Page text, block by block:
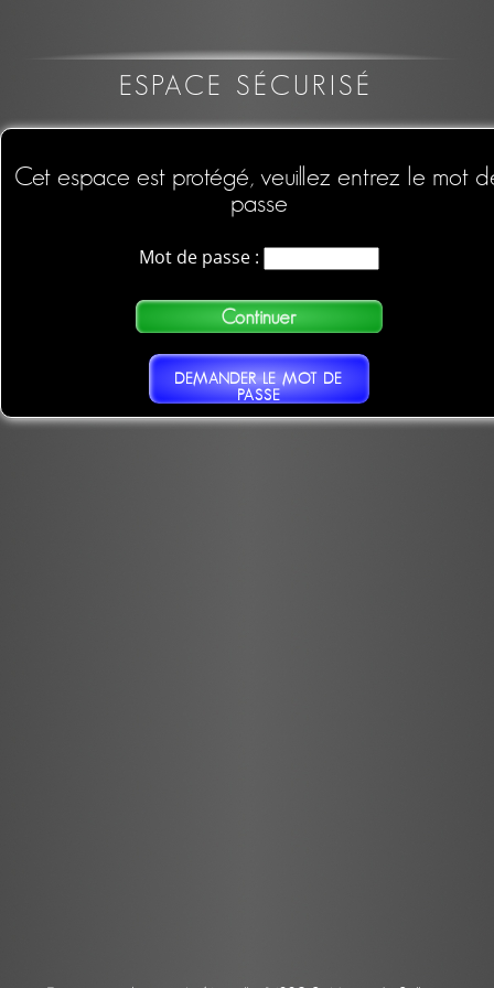
ESPACE SÉCURISÉ
Cet espace est protégé, veuillez entrez le mot
passe
Mot de passe :
DEMANDER LE MOT DE
PASSE